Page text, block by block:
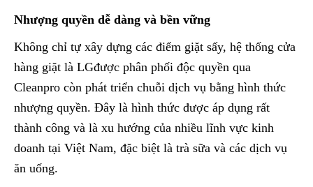
Nhượng quyền dễ dàng và bền vững
Không chỉ tự xây dựng các điểm giặt sấy, hệ thống cửa
hàng giặt là LGđược phân phối độc quyền qua
Cleanpro còn phát triển chuỗi dịch vụ bằng hình thức
nhượng quyền. Đây là hình thức được áp dụng rất
thành công và là xu hướng của nhiều lĩnh vực kinh
doanh tại Việt Nam, đặc biệt là trà sữa và các dịch vụ
ăn uống.